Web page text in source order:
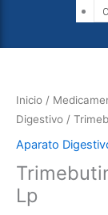
Inicio /
Digestivo /
Aparato
Lp
Mg
300
Lp
cantidad